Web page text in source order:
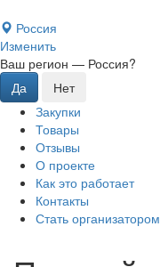
Россия
Изменить
Ваш регион — Россия?
Закупки
Товары
Отзывы
О проекте
Как это работает
Контакты
Стать организатором